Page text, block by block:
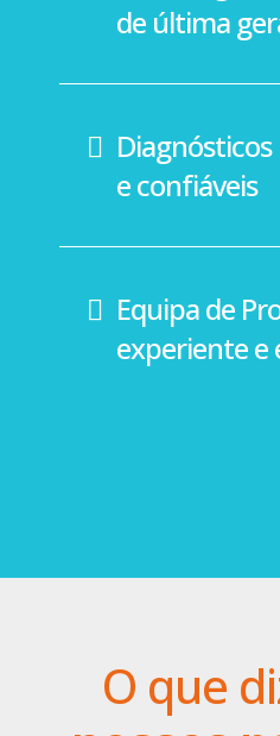
de última
e confiáveis
Equipa de
experiente e
O que